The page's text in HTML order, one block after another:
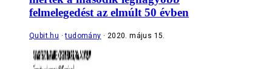
felmelegedést az elmúlt 50 évben
Qubit.hu tudomány 2020. május 15.